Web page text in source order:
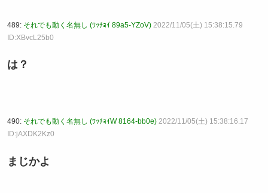
489: それでも動く名無し (ﾜｯﾁｮｲ 89a5-YZoV) 2022/11/05(土) 15:38:15.79
ID:XBvcL25b0
は？
490: それでも動く名無し (ﾜｯﾁｮｲW 8164-bb0e) 2022/11/05(土) 15:38:16.17
ID:jAXDK2Kz0
まじかよ